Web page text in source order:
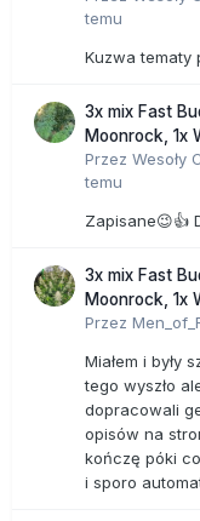
temu
Kuzwa tematy
3x mix Fast
Moonrock, 1x
Przez Wesoły
temu
Zapisane😉👍
3x mix Fast
Moonrock, 1x
Przez
Miałem i były
tego wyszło
dopracowali
opisów na
kończę póki
i sporo